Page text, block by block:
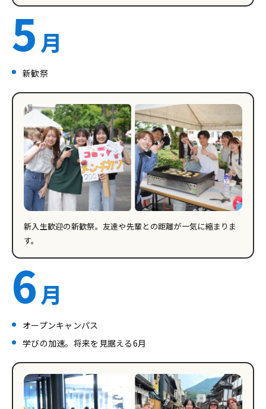
5月
新歓祭
新入生歓迎の新歓祭。友達や先輩との距離が一気に縮まりま
す。
6月
オープンキャンパス
学びの加速。将来を見据える6月